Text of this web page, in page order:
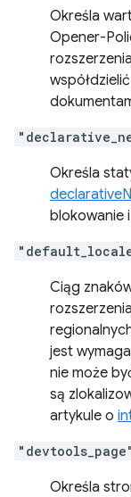
Określa
Opener-
Określa
blokowanie
Ciąg
jest
nie może
są
artykule o
"devtools_page"
Określa